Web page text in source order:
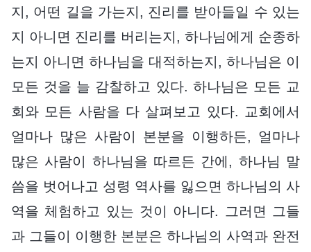
지, 어떤 길을 가는지, 진리를 받아들일 수 있는
지 아니면 진리를 버리는지, 하나님에게 순종하
는지 아니면 하나님을 대적하는지, 하나님은 이
모든 것을 늘 감찰하고 있다. 하나님은 모든 교
회와 모든 사람을 다 살펴보고 있다. 교회에서
얼마나 많은 사람이 본분을 이행하든, 얼마나
많은 사람이 하나님을 따르든 간에, 하나님 말
씀을 벗어나고 성령 역사를 잃으면 하나님의 사
역을 체험하고 있는 것이 아니다. 그러면 그들
과 그들이 이행한 본분은 하나님의 사역과 완전